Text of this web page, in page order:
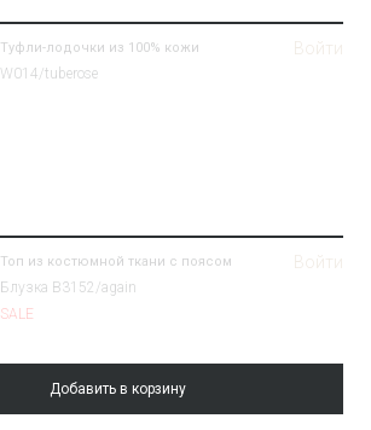
Туфли-лодочки из 100% кожи
W014/tuberose
Войти
Топ из костюмной ткани с поясом
Блузка B3152/again
SALE
Войти
Добавить в корзину